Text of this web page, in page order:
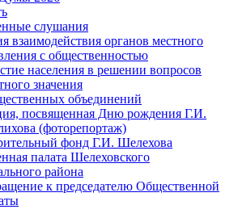
слушания
взаимодействия органов местного
с общественностью
населения в решении вопросов
значения
объединений
посвященная Дню рождения Г.И.
(фоторепортаж)
фонд Г.И. Шелехова
палата Шелеховского
района
к председателю Общественной